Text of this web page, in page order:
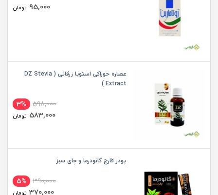
95,000 تومان
عصاره خوراکی استویا زرقانی ( DZ Stevia
Extract )
3% 598,000
583,000 تومان
پودر قارچ گانودرما و چای سبز
5% 390,000
370,000 تومان